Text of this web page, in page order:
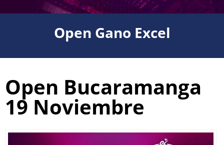
Open Gano Excel
Open Bucaramanga
19 Noviembre